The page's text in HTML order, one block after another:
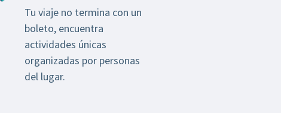
Tu viaje no termina con un
boleto, encuentra
actividades únicas
organizadas por personas
del lugar.